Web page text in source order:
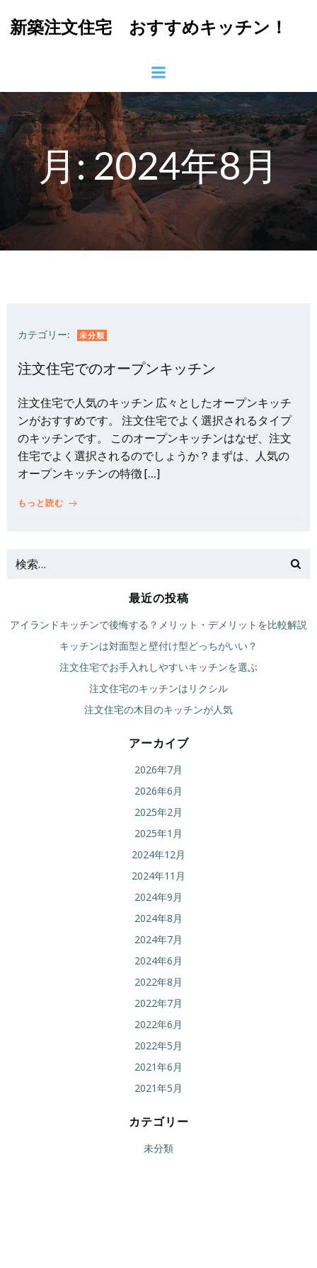
ン
ツ
へ
ス
キ
ッ
プ
新築注文住宅 おすすめキッチン！
月:2024年8月
カテゴリー: 未分類
注文住宅でのオープンキッチン
注文住宅で人気のキッチン 広々としたオープンキッチ
ンがおすすめです。 注文住宅でよく選択されるタイプ
のキッチンです。 このオープンキッチンはなぜ、注文
住宅でよく選択されるのでしょうか？まずは、人気の
オープンキッチンの特徴 […]
もっと読む
最近の投稿
アイランドキッチンで後悔する？メリット・デメリットを比較解説
キッチンは対面型と壁付け型どっちがいい？
注文住宅でお手入れしやすいキッチンを選ぶ
注文住宅のキッチンはリクシル
注文住宅の木目のキッチンが人気
アーカイブ
2026年7月
2026年6月
2025年2月
2025年1月
2024年12月
2024年11月
2024年9月
2024年8月
2024年7月
2024年6月
2022年8月
2022年7月
2022年6月
2022年5月
2021年6月
2021年5月
カテゴリー
未分類